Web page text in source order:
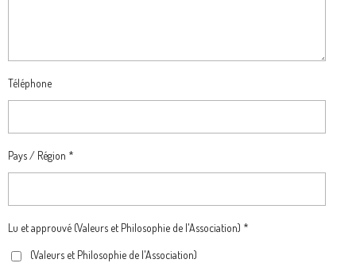
Téléphone
Pays / Région *
Lu et approuvé (Valeurs et Philosophie de l'Association) *
(Valeurs et Philosophie de l'Association)